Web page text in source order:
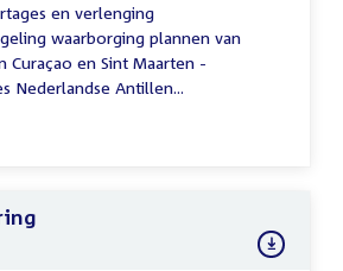
en verlenging
waarborging plannen van
Curaçao en Sint Maarten -
Nederlandse Antillen...